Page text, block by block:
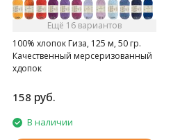
Ещё 16 вариантов
100% хлопок Гиза, 125 м, 50 гр.
Качественный мерсеризованный
хдопок
158 руб.
В наличии